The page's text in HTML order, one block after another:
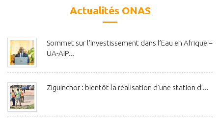
Actualités ONAS
Sommet sur l’Investissement dans l’Eau en Afrique –
UA-AIP...
Ziguinchor : bientôt la réalisation d’une station d’...